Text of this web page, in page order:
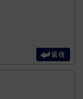
返信